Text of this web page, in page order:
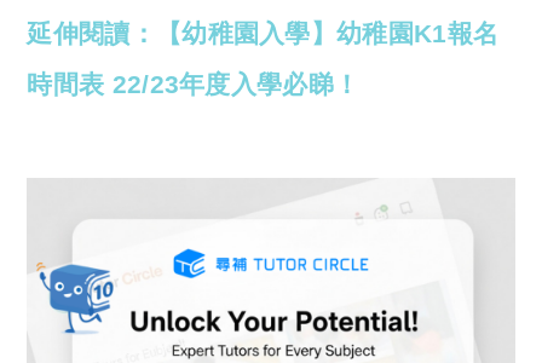
延伸閱讀：【幼稚園入學】幼稚園K1報名
時間表 22/23年度入學必睇！